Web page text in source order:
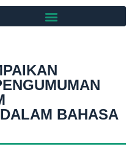
BAHASA